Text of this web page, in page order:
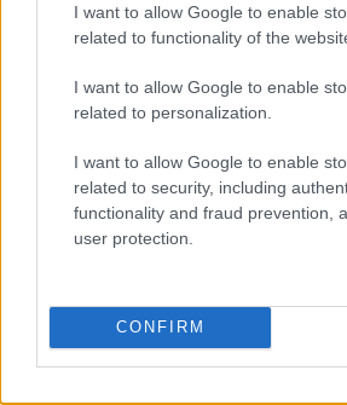
I want to allow Google to enable
related to functionality of the
I want to allow Google to enable
related to personalization.
I want to allow Google to enable
related to security, including
functionality and fraud prevention,
user protection.
CONFIRM
MotoGP e Olimpiadi. Le ultime news dalle
nazionali e internazionali, gli highlight
le discipline che fanno emozionare gli
SEZIONI
Calcio
Tennis
Motori
Ciclismo